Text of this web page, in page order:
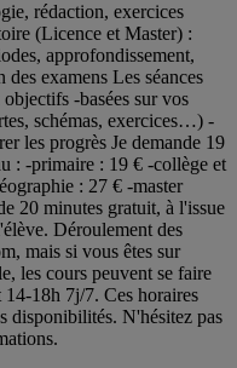
rédaction, exercices
(Licence et Master) :
approfondissement,
examens Les séances
-basées sur vos
schémas, exercices…) -
les progrès Je demande 19
: -primaire : 19 € -collège et
: 27 € -master
20 minutes gratuit, à l'issue
Déroulement des
mais si vous êtes sur
les cours peuvent se faire
18h 7j/7. Ces horaires
disponibilités. N'hésitez pas